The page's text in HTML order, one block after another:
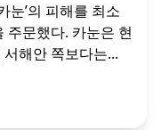
눈’의 피해를 최소
주문했다. 카눈은 현
해안 쪽보다는...